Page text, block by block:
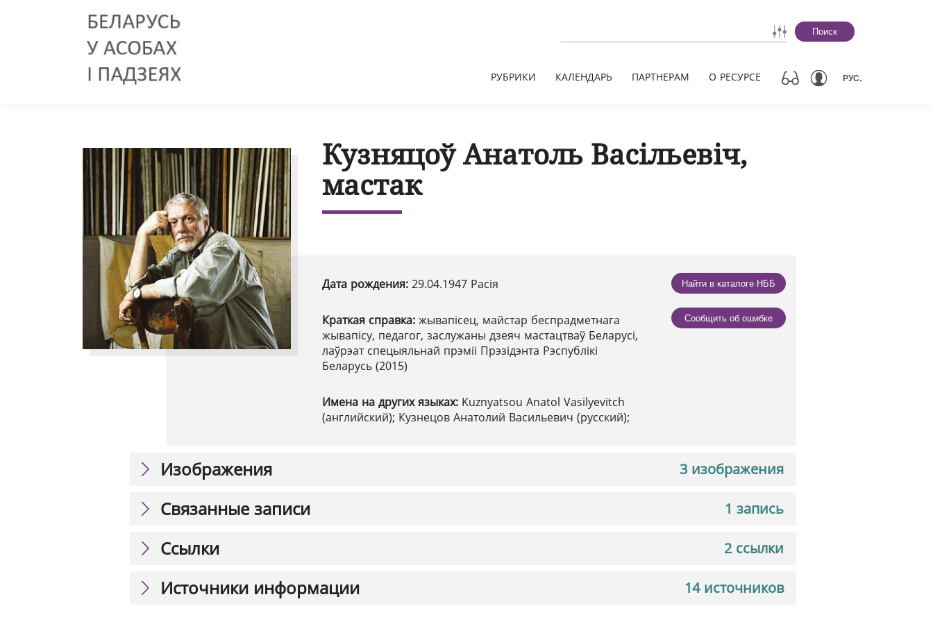
Поиск
РУБРИКИ КАЛЕНДАРЬ ПАРТНЕРАМ О РЕСУРСЕ РУС.
Кузняцоў Анатоль Васільевіч,
мастак
Дата рождения: 29.04.1947 Расія
Краткая справка: жывапісец, майстар беспрадметнага
жывапісу, педагог, заслужаны дзеяч мастацтваў Беларусі,
лаўрэат спецыяльнай прэміі Прэзідэнта Рэспублікі
Беларусь (2015)
Имена на других языках: Kuznyatsou Anatol Vasilyevitch
(английский); Кузнецов Анатолий Васильевич (русский);
Найти в каталоге НББ
Сообщить об ошибке
3 изображения
Изображения
1 запись
Связанные записи
2 ссылки
Ссылки
14 источников
Источники информации